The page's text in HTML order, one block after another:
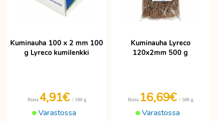
Kuminauha 100 x 2 mm 100
g Lyreco kumilenkki
Varastossa
Hinta 4,91€ / 100 g
Kuminauha Lyreco
120x2mm 500 g
Varastossa
Hinta 16,69€ / 500 g